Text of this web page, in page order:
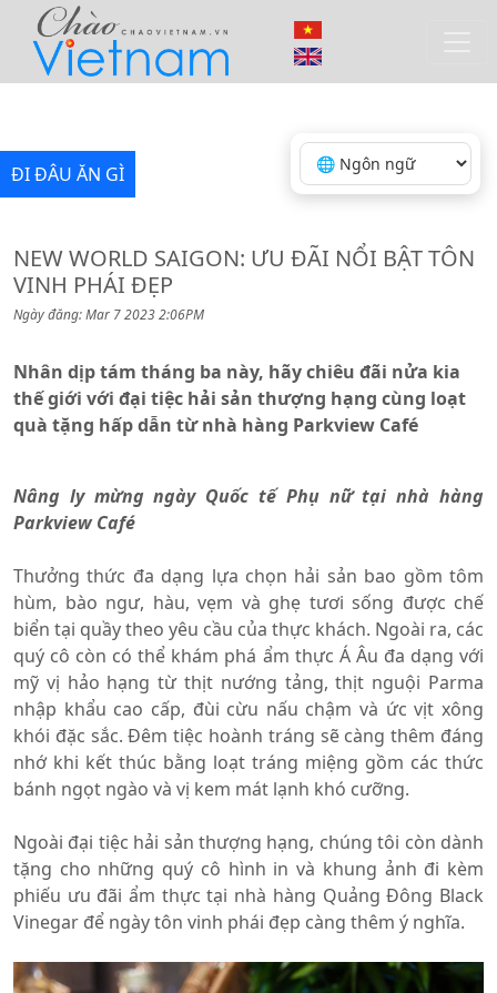
ĐI ĐÂU ĂN GÌ
NEW WORLD SAIGON: ƯU ĐÃI NỔI BẬT TÔN
VINH PHÁI ĐẸP
Ngày đăng: Mar 7 2023 2:06PM
Nhân dịp tám tháng ba này, hãy chiêu đãi nửa kia
thế giới với đại tiệc hải sản thượng hạng cùng loạt
quà tặng hấp dẫn từ nhà hàng Parkview Café
Nâng ly mừng ngày Quốc tế Phụ nữ tại nhà hàng
Parkview Café
Thưởng thức đa dạng lựa chọn hải sản bao gồm tôm
hùm, bào ngư, hàu, vẹm và ghẹ tươi sống được chế
biển tại quầy theo yêu cầu của thực khách. Ngoài ra, các
quý cô còn có thể khám phá ẩm thực Á Âu đa dạng với
mỹ vị hảo hạng từ thịt nướng tảng, thịt nguội Parma
nhập khẩu cao cấp, đùi cừu nấu chậm và ức vịt xông
khói đặc sắc. Đêm tiệc hoành tráng sẽ càng thêm đáng
nhớ khi kết thúc bằng loạt tráng miệng gồm các thức
bánh ngọt ngào và vị kem mát lạnh khó cưỡng.
Ngoài đại tiệc hải sản thượng hạng, chúng tôi còn dành
tặng cho những quý cô hình in và khung ảnh đi kèm
phiếu ưu đãi ẩm thực tại nhà hàng Quảng Đông Black
Vinegar để ngày tôn vinh phái đẹp càng thêm ý nghĩa.